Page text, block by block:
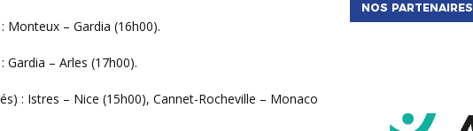
Monteux – Gardia (16h00).
– Arles (17h00).
: Istres – Nice (15h00), Cannet-Rocheville – Monaco
NOS PARTENAIRES